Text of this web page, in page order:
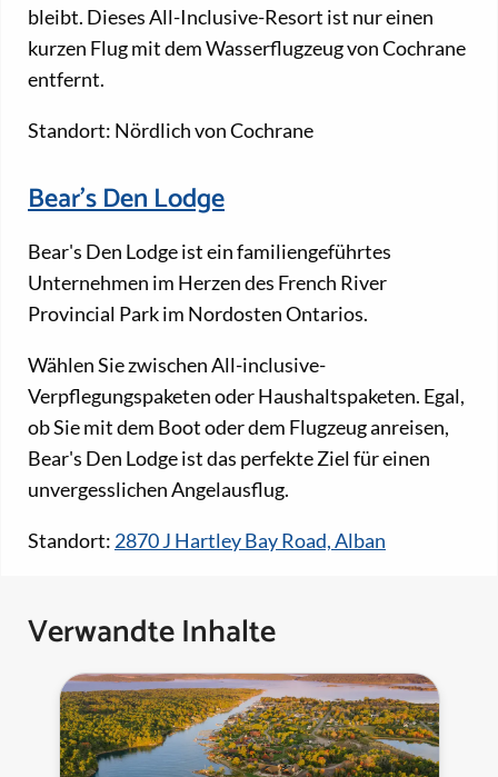
bleibt. Dieses All-Inclusive-Resort ist nur einen
kurzen Flug mit dem Wasserflugzeug von Cochrane
entfernt.
Standort: Nördlich von Cochrane
Bear's Den Lodge
Bear's Den Lodge ist ein familiengeführtes
Unternehmen im Herzen des French River
Provincial Park im Nordosten Ontarios.
Wählen Sie zwischen All-inclusive-
Verpflegungspaketen oder Haushaltspaketen. Egal,
ob Sie mit dem Boot oder dem Flugzeug anreisen,
Bear's Den Lodge ist das perfekte Ziel für einen
unvergesslichen Angelausflug.
Standort: 2870 J Hartley Bay Road, Alban
Verwandte Inhalte